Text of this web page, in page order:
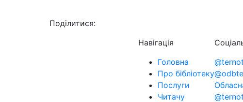
Поділитися:
Навігація
Головна
Про бібліотеку
Послуги
Читачу